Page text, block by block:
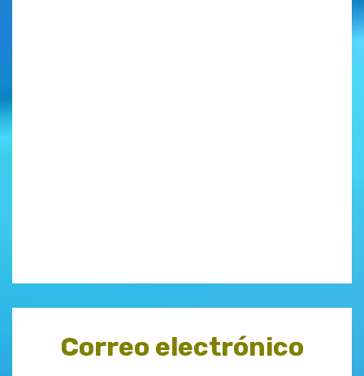
Correo electrónico